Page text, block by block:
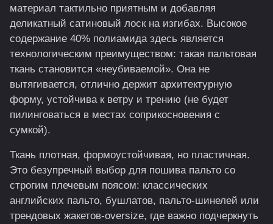
материал тактильно приятным и добавляя
деликатный сатиновый лоск на изгибах. Высокое
содержание 40% полиамида здесь является
технологическим преимуществом: такая пальтовая
ткань становится «неубиваемой». Она не
вытягивается, отлично держит архитектурную
форму, устойчива к ветру и трению (не будет
пилинговаться в местах соприкосновения с
сумкой).
Ткань плотная, формоустойчивая, но пластичная.
Это безупречный выбор для пошива пальто со
строгим плечевым поясом: классических
английских пальто, бушлатов, пальто-шинелей или
трендовых жакетов-oversize, где важно подчеркнуть